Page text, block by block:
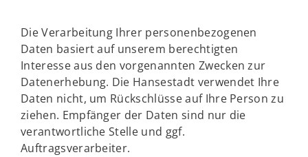
Die Verarbeitung Ihrer personenbezogenen
Daten basiert auf unserem berechtigten
Interesse aus den vorgenannten Zwecken zur
Datenerhebung. Die Hansestadt verwendet Ihre
Daten nicht, um Rückschlüsse auf Ihre Person zu
ziehen. Empfänger der Daten sind nur die
verantwortliche Stelle und ggf.
Auftragsverarbeiter.